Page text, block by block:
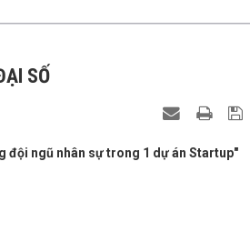
SỐ
đội ngũ nhân sự trong 1 dự án Startup"